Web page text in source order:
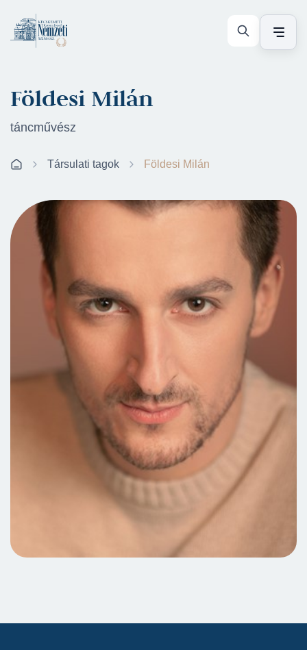
Földesi Milán
táncművész
Társulati tagok Földesi Milán